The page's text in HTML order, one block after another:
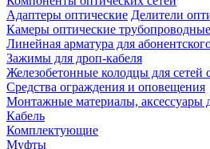
Адаптеры оптические Делители
Камеры оптические трубопроводные
Линейная арматура для
Зажимы для дроп-кабеля
Железобетонные колодцы для сетей
Средства ограждения и оповещения
Монтажные материалы,
Кабель
Комплектующие
Муфты